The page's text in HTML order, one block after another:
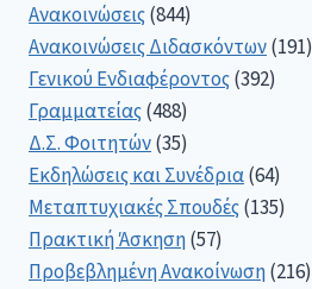
Ανακοινώσεις(844)
Ανακοινώσεις Διδασκόντων(191)
Γενικού Ενδιαφέροντος(392)
Γραμματείας(488)
Δ.Σ. Φοιτητών(35)
Εκδηλώσεις και Συνέδρια(64)
Μεταπτυχιακές Σπουδές(135)
Πρακτική Άσκηση(57)
Προβεβλημένη Ανακοίνωση(216)